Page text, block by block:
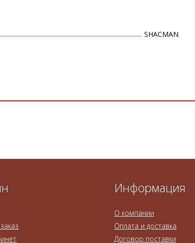
SHACMAN
Информация
О компании
Оплата и доставка
Договор поставки